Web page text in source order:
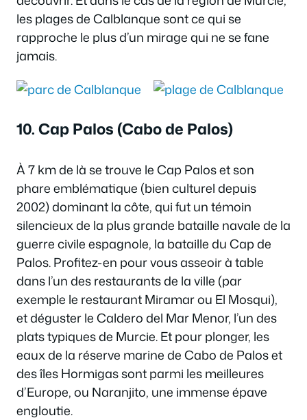
les plages de Calblanque sont ce qui se
rapproche le plus d’un mirage qui ne se fane
jamais.
10. Cap Palos (Cabo de Palos)
À 7 km de là se trouve le Cap Palos et son
phare emblématique (bien culturel depuis
2002) dominant la côte, qui fut un témoin
silencieux de la plus grande bataille navale de la
guerre civile espagnole, la bataille du Cap de
Palos. Profitez-en pour vous asseoir à table
dans l’un des restaurants de la ville (par
exemple le restaurant Miramar ou El Mosqui),
et déguster le Caldero del Mar Menor, l’un des
plats typiques de Murcie. Et pour plonger, les
eaux de la réserve marine de Cabo de Palos et
des îles Hormigas sont parmi les meilleures
d’Europe, ou Naranjito, une immense épave
engloutie.